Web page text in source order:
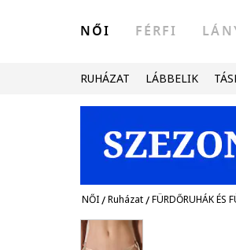
NŐI FÉRFI
RUHÁZAT LÁBBELIK
NŐI/Ruházat/FÜRDŐRUHÁK ÉS